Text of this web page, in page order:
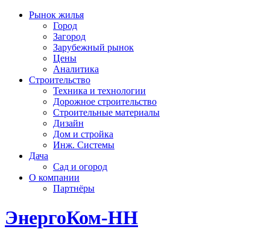
Рынок жилья
Город
Загород
Зарубежный рынок
Цены
Аналитика
Строительство
Техника и технологии
Дорожное строительство
Строительные материалы
Дизайн
Дом и стройка
Инж. Системы
Дача
Сад и огород
О компании
Партнёры
ЭнергоКом-НН